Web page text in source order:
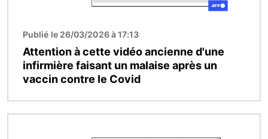
Publié le 26/03/2026 à 17:13
Attention à cette vidéo ancienne d'une
infirmière faisant un malaise après un
vaccin contre le Covid